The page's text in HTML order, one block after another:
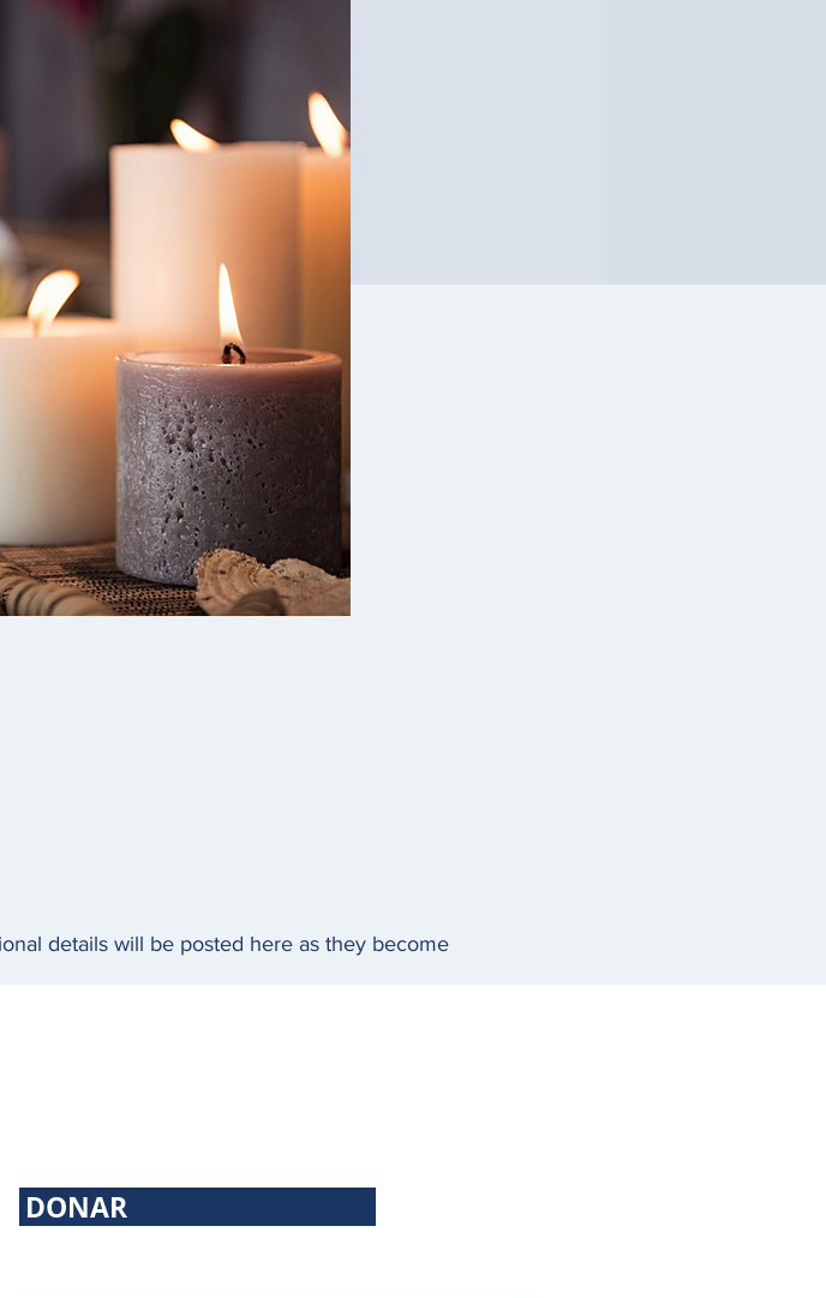
details will be posted here as they become
DONAR